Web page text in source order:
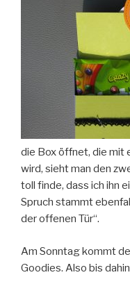
die Box öffnet, die mit
wird, sieht man den
toll finde, dass ich ihn
Spruch stammt
der offenen Tür“.
Am Sonntag kommt
Goodies. Also bis